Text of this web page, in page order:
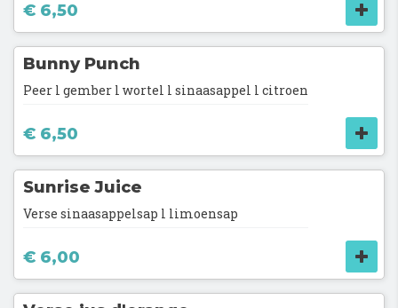
€ 6,50
Bunny Punch
Peer l gember l wortel l sinaasappel l citroen
€ 6,50
Sunrise Juice
Verse sinaasappelsap l limoensap
€ 6,00